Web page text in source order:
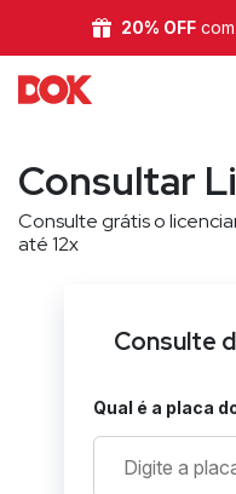
20% OFFcom
Consultar
Consulte grátis o
até 12x
Consulte
Qual é a placa